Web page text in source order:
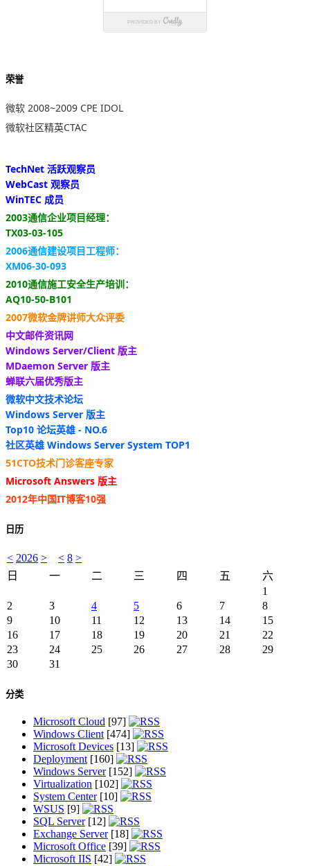
荣誉
微软 2008~2009 CPE IDOL
微软社区精英CTAC
TechNet 活跃观察员
WebCast 观察员
WinTEC 成员
2003通信企业项目经理：
TX03-03-105
2006通信建设项目工程师：
XM06-30-093
2010通信施工安全生产培训：
AQ10-50-B101
2007微软金牌讲师大众评委
中文邮件资讯网
Windows Server/Client 版主
MDaemon Server 版主
蝉联六届优秀版主
微软中文技术论坛
Windows Server 版主
Top10 论坛英雄 - NO.6
社区英雄 Windows Server System TOP1
51CTO技术门诊客座专家
Microsoft Answers 版主
2012年中国IT博客10强
日历
< 2026 > < 8 >
日
一 二 三 四 五
六
1
2
3 4 5 6 7
8
9
10 11 12 13 14
15
16
17 18 19 20 21
22
23
24 25 26 27 28
29
30
31
分类
Microsoft Cloud [97]
Windows Client[474]
Microsoft Devices [13]
Deployment[160]
Windows Server[152]
Virtualization [102]
System Center[10]
WSUS [9]
SQL Server[12]
Exchange Server[18]
Microsoft Office [39]
Microsoft IIS [42]